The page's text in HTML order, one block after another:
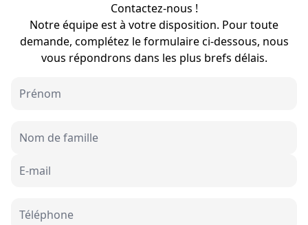
Contactez-nous !
Notre équipe est à votre disposition. Pour toute
demande, complétez le formulaire ci-dessous, nous
vous répondrons dans les plus brefs délais.